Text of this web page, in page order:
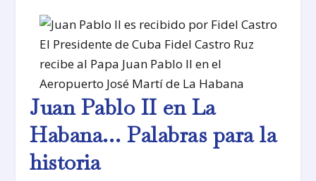
El Presidente de Cuba Fidel Castro Ruz
recibe al Papa Juan Pablo II en el
Aeropuerto José Martí de La Habana
Juan Pablo II en La
Habana… Palabras para la
historia